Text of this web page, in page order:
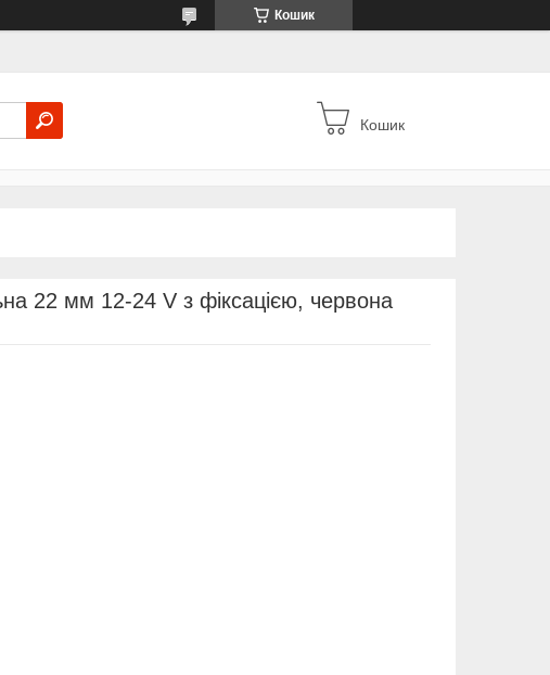
Кошик
Кошик
22 мм 12-24 V з фіксацією, червона